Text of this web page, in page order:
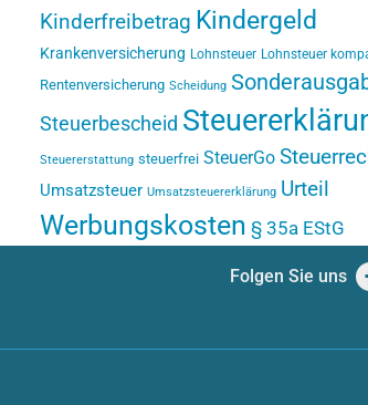
Kinderfreibetrag Kindergeld
Krankenversicherung Lohnsteuer Lohnsteuer
Rentenversicherung Scheidung
Steuerbescheid
Steuererstattung steuerfrei SteuerGo
Umsatzsteuer Umsatzsteuererklärung Urteil
Werbungskosten § 35a EStG
Folgen Sie uns